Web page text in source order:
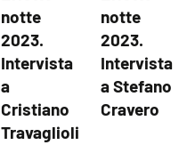
notte
2023.
Intervista
a
Cristiano
Travaglioli
notte
2023.
Intervista
a Stefano
Cravero